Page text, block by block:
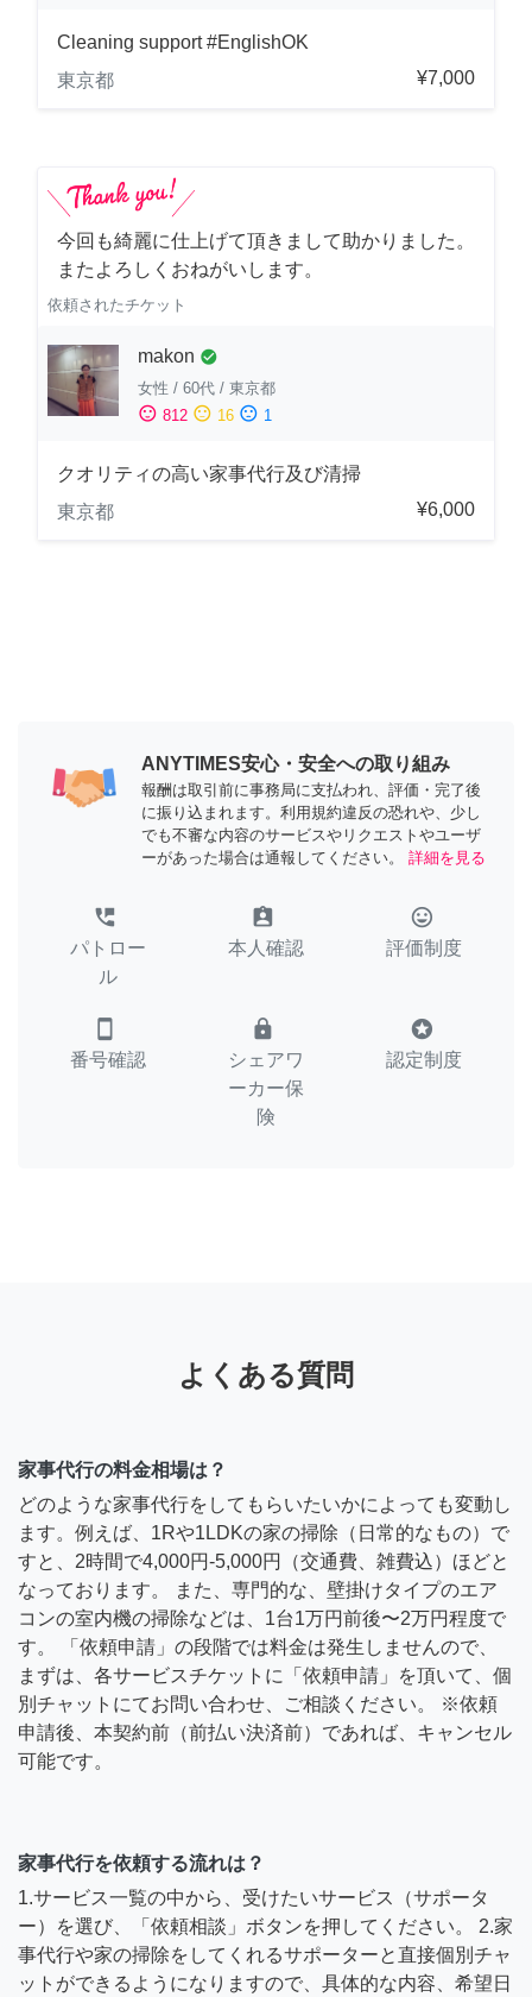
Cleaning support #EnglishOK
東京都
¥7,000
今回も綺麗に仕上げて頂きまして助かりました。
またよろしくおねがいします。
依頼されたチケット
makon check_circle
女性 / 60代 / 東京都
sentiment_satisfied 812 sentiment_neutral 16 sentiment_dissatisfied 1
クオリティの高い家事代行及び清掃
東京都
¥6,000
ANYTIMES安心・安全への取り組み
報酬は取引前に事務局に支払われ、評価・完了後
に振り込まれます。利用規約違反の恐れや、少し
でも不審な内容のサービスやリクエストやユーザ
ーがあった場合は通報してください。
詳細を見る
perm_phone_msg
パトロー
ル
assignment_ind
本人確認
tag_faces
評価制度
smartphone
番号確認
lock
シェアワ
ーカー保
険
stars
認定制度
よくある質問
家事代行の料金相場は？
どのような家事代行をしてもらいたいかによっても変動し
ます。例えば、1Rや1LDKの家の掃除（日常的なもの）で
すと、2時間で4,000円-5,000円（交通費、雑費込）ほどと
なっております。 また、専門的な、壁掛けタイプのエア
コンの室内機の掃除などは、1台1万円前後〜2万円程度で
す。 「依頼申請」の段階では料金は発生しませんので、
まずは、各サービスチケットに「依頼申請」を頂いて、個
別チャットにてお問い合わせ、ご相談ください。 ※依頼
申請後、本契約前（前払い決済前）であれば、キャンセル
可能です。
家事代行を依頼する流れは？
1.サービス一覧の中から、受けたいサービス（サポータ
ー）を選び、「依頼相談」ボタンを押してください。 2.家
事代行や家の掃除をしてくれるサポーターと直接個別チャ
ットができるようになりますので、具体的な内容、希望日